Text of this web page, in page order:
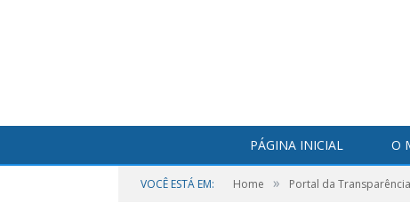
PÁGINA INICIAL O
VOCÊ ESTÁ EM: Home » Portal da Transparência